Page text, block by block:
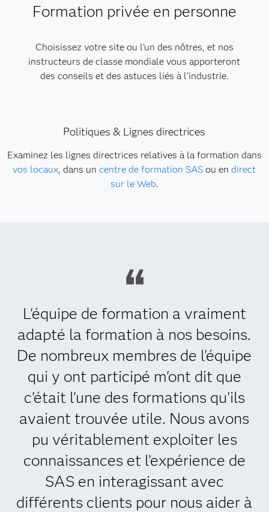
Formation privée en personne
Choisissez votre site ou l'un des nôtres, et nos
instructeurs de classe mondiale vous apporteront
des conseils et des astuces liés à l'industrie.
Politiques & Lignes directrices
Examinez les lignes directrices relatives à la formation dans
vos locaux, dans uncentre de formation SAS ou endirect
sur le Web.
L'équipe de formation a vraiment
adapté la formation à nos besoins.
De nombreux membres de l'équipe
qui y ont participé m'ont dit que
c'était l'une des formations qu'ils
avaient trouvée utile. Nous avons
pu véritablement exploiter les
connaissances et l’expérience de
SAS en interagissant avec
différents clients pour nous aider à